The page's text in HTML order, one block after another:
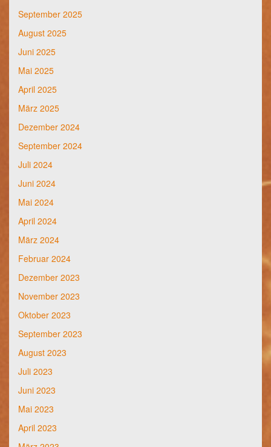
September 2025
August 2025
Juni 2025
Mai 2025
April 2025
März 2025
Dezember 2024
September 2024
Juli 2024
Juni 2024
Mai 2024
April 2024
März 2024
Februar 2024
Dezember 2023
November 2023
Oktober 2023
September 2023
August 2023
Juli 2023
Juni 2023
Mai 2023
April 2023